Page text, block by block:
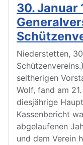
30. Januar
Niederstetten,
seitherigen
Wolf, fand am
diesjährige
Kassenbericht
abgelaufenen
und dem Verein